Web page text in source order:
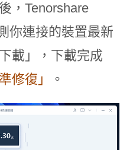
，Tenorshare
你連接的裝置最新
載」，下載完成
修復」 。